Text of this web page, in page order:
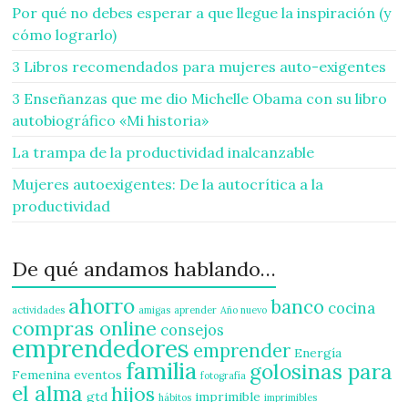
Por qué no debes esperar a que llegue la inspiración (y
cómo lograrlo)
3 Libros recomendados para mujeres auto-exigentes
3 Enseñanzas que me dio Michelle Obama con su libro
autobiográfico «Mi historia»
La trampa de la productividad inalcanzable
Mujeres autoexigentes: De la autocrítica a la
productividad
De qué andamos hablando…
actividades ahorro amigas aprender Año nuevo banco cocina
compras online consejos
emprendedores emprender Energía
Femenina eventos familia fotografía golosinas para
el alma gtd hijos hábitos imprimible imprimibles